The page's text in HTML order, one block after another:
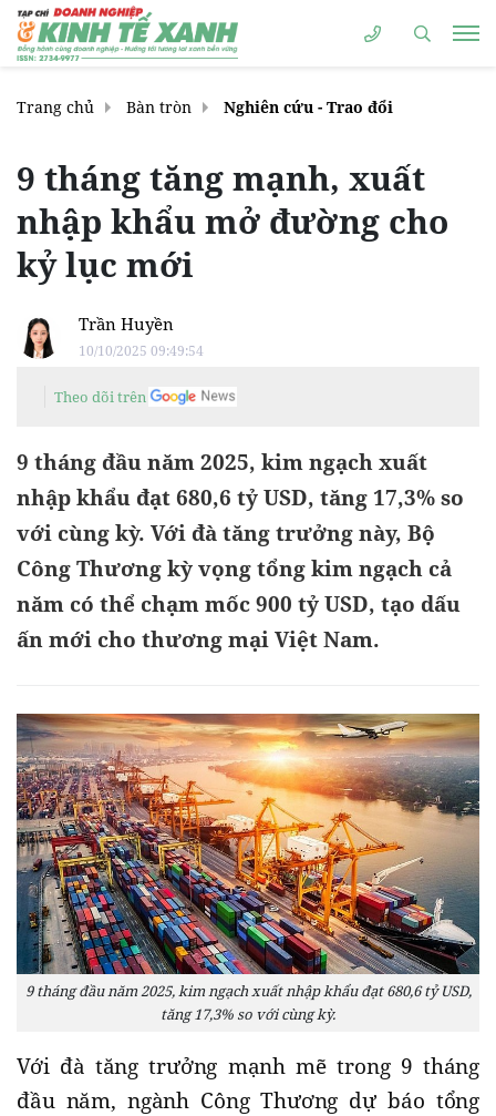
Trang chủ Bàn tròn Nghiên cứu - Trao đổi
9 tháng tăng mạnh, xuất
nhập khẩu mở đường cho
kỷ lục mới
Trần Huyền
10/10/2025 09:49:54
Theo dõi trên
9 tháng đầu năm 2025, kim ngạch xuất
nhập khẩu đạt 680,6 tỷ USD, tăng 17,3% so
với cùng kỳ. Với đà tăng trưởng này, Bộ
Công Thương kỳ vọng tổng kim ngạch cả
năm có thể chạm mốc 900 tỷ USD, tạo dấu
ấn mới cho thương mại Việt Nam.
9 tháng đầu năm 2025, kim ngạch xuất nhập khẩu đạt 680,6 tỷ USD,
tăng 17,3% so với cùng kỳ.
Với đà tăng trưởng mạnh mẽ trong 9 tháng
đầu năm, ngành Công Thương dự báo tổng